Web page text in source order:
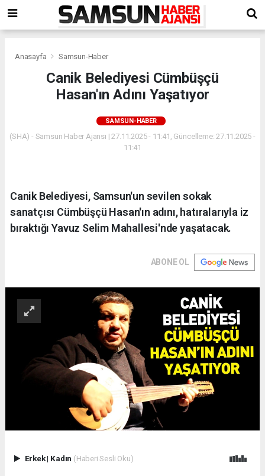
Anasayfa Samsun-Haber
Canik Belediyesi Cümbüşçü
Hasan'ın Adını Yaşatıyor
SAMSUN-HABER
(SHA) - Samsun Haber Ajansı | 27.11.2025 - 11:41, Güncelleme: 27.11.2025 -
11:41
Canik Belediyesi, Samsun'un sevilen sokak
sanatçısı Cümbüşçü Hasan'ın adını, hatıralarıyla iz
bıraktığı Yavuz Selim Mahallesi'nde yaşatacak.
ABONE OL
Erkek| Kadın (Haberi Sesli Oku)